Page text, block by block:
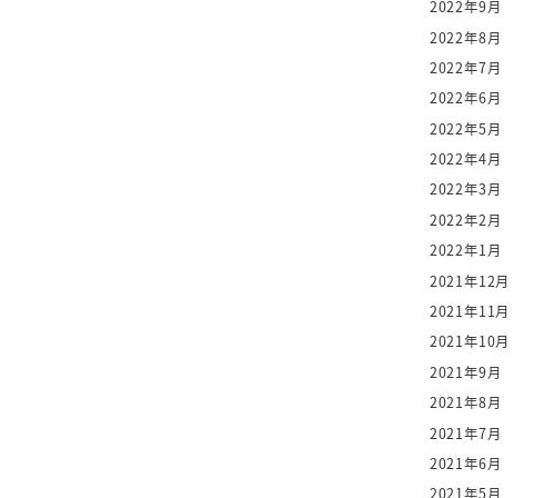
2022年9月
2022年8月
2022年7月
2022年6月
2022年5月
2022年4月
2022年3月
2022年2月
2022年1月
2021年12月
2021年11月
2021年10月
2021年9月
2021年8月
2021年7月
2021年6月
2021年5月